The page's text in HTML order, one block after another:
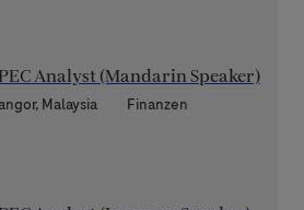
Analyst (Mandarin Speaker)
Malaysia Kategorie
Finanzen